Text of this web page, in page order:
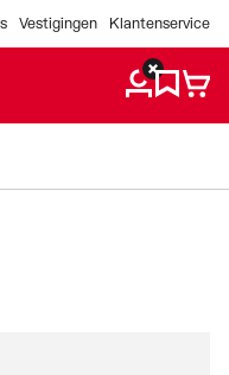
Vestigingen Klantenservice